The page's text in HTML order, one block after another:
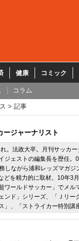
健康 コミック
コラム
記事
ージャーナリスト
。法政大卒。月刊サッカ
ジェストの編集長を歴任。
しながら浦和レッズマガジ
どを精力的に取材。10年3
ワールドサッカー」でメル
ンド」シリーズ、「Ｊリー
」、「ストライカー特別講